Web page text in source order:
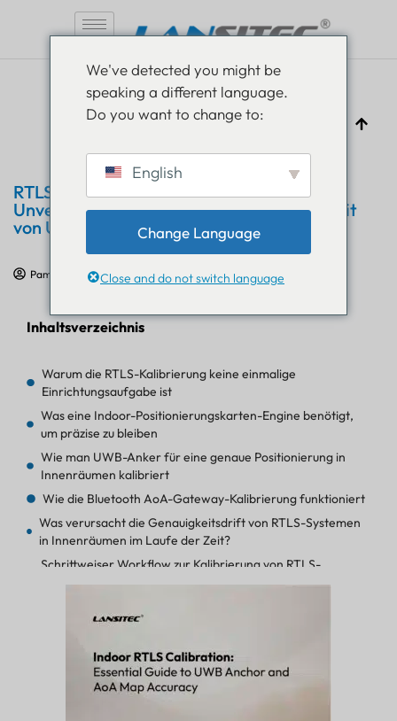
RTLS-Kalibrierung für Innenräume:
Unverzichtbarer Leitfaden zur Genauigkeit
von UWB-Ankerpunkten und AoA-Karten
Pam Luthra 10. Juni 2026 Bluetooth-AoA,IoT-Ausbildung
Inhaltsverzeichnis
Warum die RTLS-Kalibrierung keine einmalige
Einrichtungsaufgabe ist
Was eine Indoor-Positionierungskarten-Engine benötigt,
um präzise zu bleiben
Wie man UWB-Anker für eine genaue Positionierung in
Innenräumen kalibriert
Wie die Bluetooth AoA-Gateway-Kalibrierung funktioniert
Was verursacht die Genauigkeitsdrift von RTLS-Systemen
in Innenräumen im Laufe der Zeit?
Schrittweiser Workflow zur Kalibrierung von RTLS-
Systemen in Innenräumen
Genauigkeit der Indoor-Positionierung
AoA-Bohrungen
Wie man die Genauigkeit von RTLS-Systemen in
We've detected you might be
speaking a different language.
Do you want to change to:
English
Change Language
Close and do not switch language